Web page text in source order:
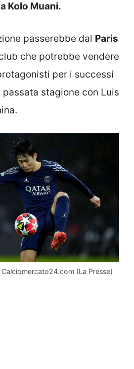
Kolo Muani.
passerebbe dal Paris
che potrebbe vendere
per i successi
passata stagione con Luis
(La Presse)